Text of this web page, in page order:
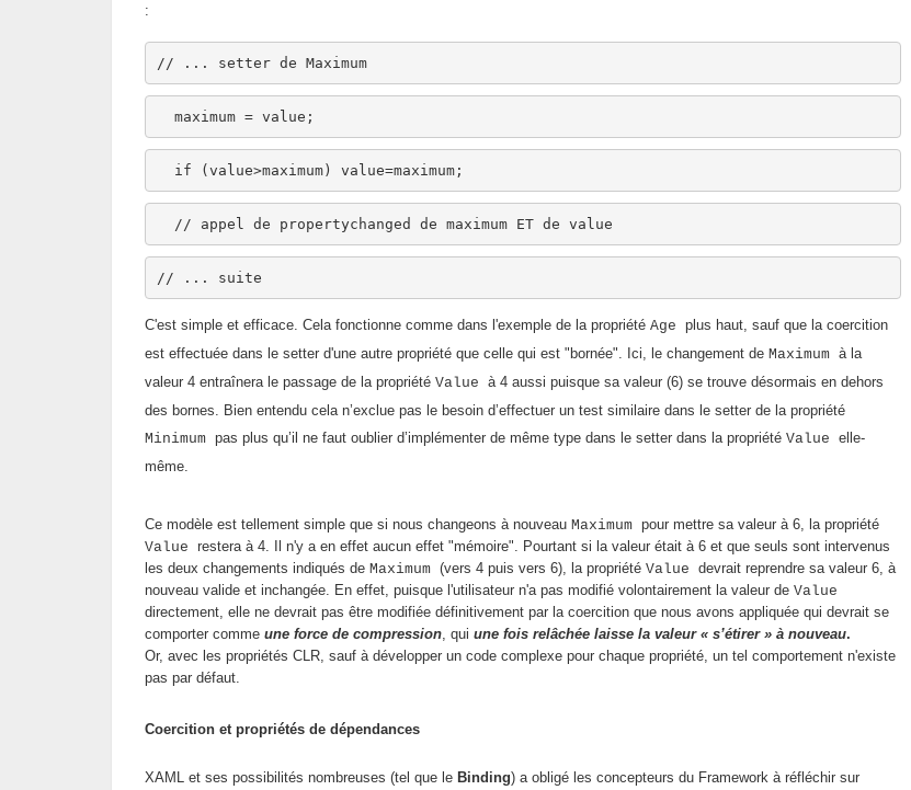
:
// ... setter de Maximum
  maximum =
value ;
if (value>maximum) value=maximum;
// appel de propertychanged de maximum ET de value
// ... suite
C'est simple et efficace. Cela fonctionne comme dans l'exemple de la propriété Age plus haut, sauf que la coercition
est effectuée dans le setter d'une autre propriété que celle qui est "bornée". Ici, le changement de Maximum à la
valeur 4 entraînera le passage de la propriété Value à 4 aussi puisque sa valeur (6) se trouve désormais en dehors
des bornes. Bien entendu cela n’exclue pas le besoin d’effectuer un test similaire dans le setter de la propriété
Minimum pas plus qu’il ne faut oublier d’implémenter de même type dans le setter dans la propriété Value elle-
même.
Ce modèle est tellement simple que si nous changeons à nouveau Maximum pour mettre sa valeur à 6, la propriété
Value restera à 4. Il n'y a en effet aucun effet "mémoire". Pourtant si la valeur était à 6 et que seuls sont intervenus
les deux changements indiqués de Maximum (vers 4 puis vers 6), la propriété Value devrait reprendre sa valeur 6, à
nouveau valide et inchangée. En effet, puisque l'utilisateur n'a pas modifié volontairement la valeur de Value
directement, elle ne devrait pas être modifiée définitivement par la coercition que nous avons appliquée qui devrait se
comporter comme une force de compression, qui une fois relâchée laisse la valeur « s’étirer » à nouveau.
Or, avec les propriétés CLR, sauf à développer un code complexe pour chaque propriété, un tel comportement n'existe
pas par défaut.
Coercition et propriétés de dépendances
XAML et ses possibilités nombreuses (tel que le Binding) a obligé les concepteurs du Framework à réfléchir sur